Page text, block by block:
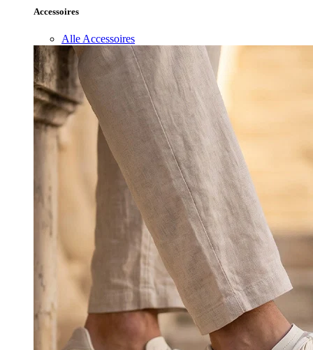
Accessoires
Alle Accessoires